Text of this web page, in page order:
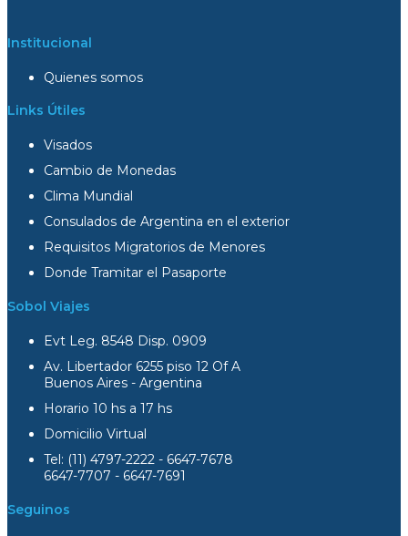
Institucional
Quienes somos
Links Útiles
Visados
Cambio de Monedas
Clima Mundial
Consulados de Argentina en el exterior
Requisitos Migratorios de Menores
Donde Tramitar el Pasaporte
Sobol Viajes
Evt Leg. 8548 Disp. 0909
Av. Libertador 6255 piso 12 Of A
Buenos Aires - Argentina
Horario 10 hs a 17 hs
Domicilio Virtual
Tel: (11) 4797-2222 - 6647-7678
6647-7707 - 6647-7691
Seguinos